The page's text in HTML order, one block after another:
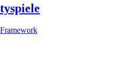
Framework